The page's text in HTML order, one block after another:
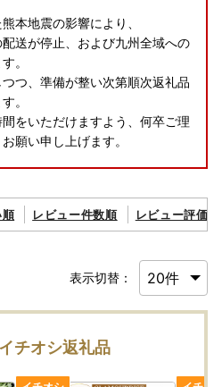
本地震の影響により、
送が停止、および九州全域への
。
つ、準備が整い次第順次返礼品
。
をいただけますよう、何卒ご理
願い申し上げます。
れる皆様へ】
募集費用の適正化および地場産
容量の変更、または受付終了とな
イトごとに手数料等の条件が異な
っ
が異なる場合がございます。あ
レビュー件数順 レビュー評価順
表示切替：
チオシ返礼品